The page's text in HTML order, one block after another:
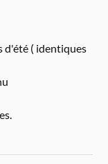
d'été ( identiques